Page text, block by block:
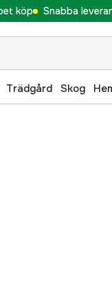
köp Snabba
Trädgård Skog